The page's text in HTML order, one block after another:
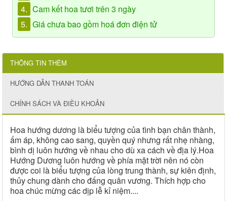
4. Cam kết hoa tươi trên 3 ngày
5. Giá chưa bao gồm hoá đơn điện tử
THÔNG TIN THÊM
HƯỚNG DẪN THANH TOÁN
CHÍNH SÁCH VÀ ĐIỀU KHOẢN
Hoa hướng dương làbiểu tượng của tình bạn chân thành,
ấm áp, không cao sang, quyền quý nhưng rất nhẹ nhàng,
bình dị luôn hướng về nhau cho dù xa cách về địa lý.Hoa
Hướng Dương luôn hướng về phía mặt trời nên nó còn
được coi là biểu tượng của lòng trung thành, sự kiên định,
thủy chung dành cho đấng quân vương. Thích hợp cho
hoa chúc mừng các dịp lễ kỉ niệm....